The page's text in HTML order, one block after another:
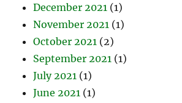
December 2021 (1)
November 2021 (1)
October 2021 (2)
September 2021 (1)
July 2021 (1)
June 2021 (1)